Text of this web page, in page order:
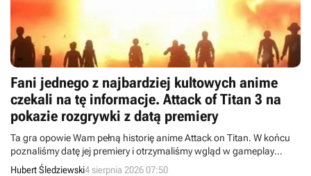
Fani jednego z najbardziej kultowych anime
czekali na tę informacje. Attack of Titan 3 na
pokazie rozgrywki z datą premiery
Ta gra opowie Wam pełną historię anime Attack on Titan. W końcu
poznaliśmy datę jej premiery i otrzymaliśmy wgląd w gameplay
trailer.
Hubert Śledziewski4 sierpnia 2026 07:50